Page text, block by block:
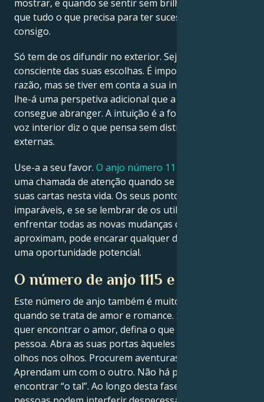
mostrar, e quando se sentir sem brilho, lembre-se
que tudo o que precisa para ter sucesso já está
consigo.
Só tem de os difundir no exterior. Seja mais
consciente das suas escolhas. É importante ouvir a
razão, mas se tiver em conta a sua intuição, esta dar-
lhe-á uma perspetiva adicional que a lógica não
consegue abranger. A intuição é a forma como a sua
voz interior diz o que pensa sem distracções
externas.
Use-a a seu favor. O anjo número 1115
uma chamada de atenção quando se trata de jogar as
suas cartas nesta vida. Os seus pontos fortes são
imparáveis, e se se lembrar de os utilizar para
enfrentar todas as novas mudanças que se
aproximam, pode encarar qualquer dificuldade como
uma oportunidade potencial.
O número de anjo 1115 e o amor
Este número de anjo também é muito importante
quando se trata de amor e romance. Se é solteiro e
quer encontrar o amor, defina o que deseja numa
pessoa. Abra as suas portas àqueles que encontra
olhos nos olhos. Procurem aventuras juntos.
Aprendam um com o outro. Não há pressa em
encontrar “o tal”. Ao longo desta fase, outras